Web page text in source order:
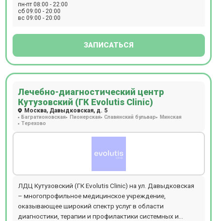
пн-пт 08:00 - 22:00
сб 09:00 - 20:00
вс 09:00 - 20:00
ЗАПИСАТЬСЯ
Лечебно-диагностический центр
Кутузовский (ГК Evolutis Clinic)
Москва, Давыдковская, д. 5
Багратионовская Пионерская Славянский бульвар Минская
Терехово
ЛДЦ Кутузовский (ГК Evolutis Clinic) на ул. Давыдковская
– многопрофильное медицинское учреждение,
оказывающее широкий спектр услуг в области
диагностики, терапии и профилактики системных и